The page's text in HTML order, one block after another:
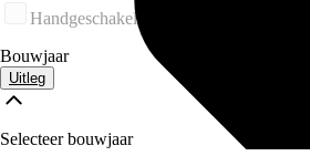
Handgeschakeld
Bouwjaar
Uitleg
Selecteer bouwjaar